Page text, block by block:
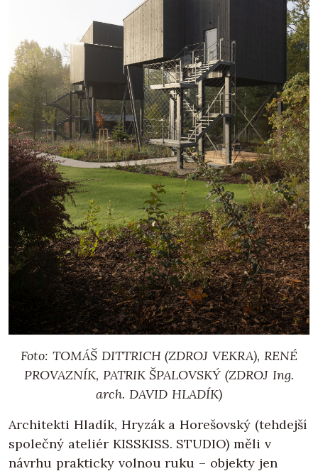
Foto: TOMÁŠ DITTRICH (ZDROJ VEKRA), RENÉ
PROVAZNÍK, PATRIK ŠPALOVSKÝ (ZDROJ Ing.
arch. DAVID HLADÍK)
Architekti Hladík, Hryzák a Horešovský (tehdejší
společný ateliér KISSKISS. STUDIO) měli v
návrhu prakticky volnou ruku – objekty jen